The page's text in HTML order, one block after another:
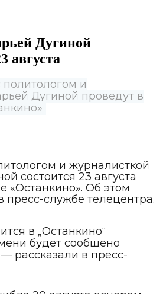
Дугиной
августа
и
Дугиной проведут в
и журналисткой
состоится 23 августа
«Останкино». Об этом
пресс-службе телецентра.
в „Останкино“
будет сообщено
рассказали в пресс-